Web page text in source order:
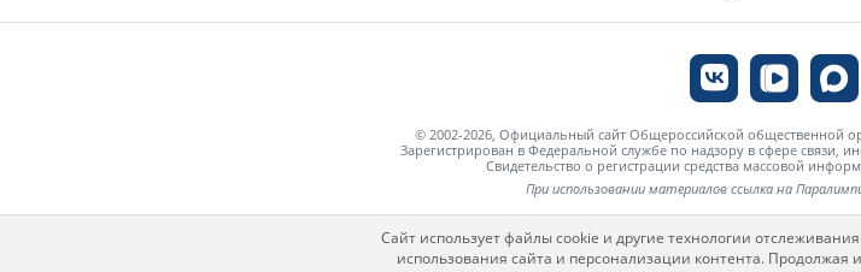
© 2002-2026, Официальный сайт Общероссийской
Зарегистрирован в Федеральной службе по надзору в сфере
Свидетельство о регистрации средства массовой
При использовании материалов ссылка на
Сайт использует файлы cookie и другие технологии
использования сайта и персонализации контента. Продолжая